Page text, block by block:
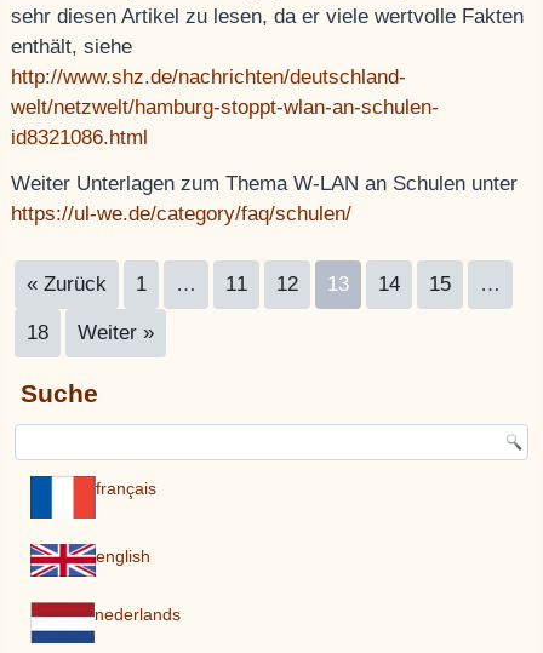
sehr diesen Artikel zu lesen, da er viele wertvolle Fakten
enthält, siehe
http://www.shz.de/nachrichten/deutschland-
welt/netzwelt/hamburg-stoppt-wlan-an-schulen-
id8321086.html
Weiter Unterlagen zum Thema W-LAN an Schulen unter
https://ul-we.de/category/faq/schulen/
« Zurück 1 … 11 12 13 14 15 …
18 Weiter »
Suche
français
english
nederlands